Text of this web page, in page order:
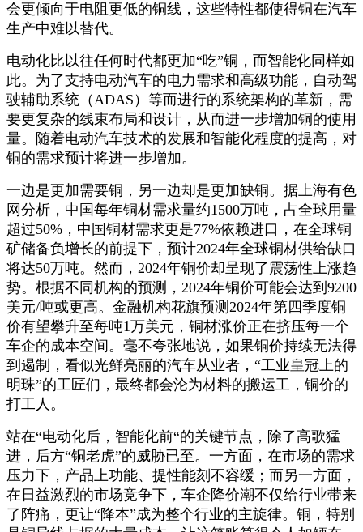
会更倾向于电阻更低的铜线，这些特性都使得铜在汽车
生产中难以替代。
电动化比以往任何时代都更加“吃”铜，而智能化同样如
此。为了支持电动汽车的电力需求和高级功能，自动驾
驶辅助系统（ADAS）等而进行的系统架构的革新，需
要更复杂的线束布局和设计，从而进一步增加铜的使用
量。随着电动汽车技术的发展和智能化程度的提高，对
铜的需求预计将进一步增加。
一边是更加需要铜，另一边却是更加缺铜。据上海有色
网分析，中国每年铜材需求量约1500万吨，占全球用量
超过50%，中国铜材需求更是77%依赖进口，在全球铜
矿储备负增长的前提下，预计2024年全球铜材供给缺口
将达50万吨。然而，2024年铜价却呈现了震荡性上涨趋
势。根据不同机构的预测，2024年铜价可能会达到9200
美元/吨或更高。金融机构花旗预测2024年第四季度铜
价有望攀升至每吨1万美元，铜材涨价正在挤压每一个
车企的成本空间。毫不夸张地说，如果铜价持续无法得
到遏制，看似光鲜亮丽的汽车从业者，“工业皇冠上的
明珠”的工匠们，最终都会沦为材料的搬运工，铜价的
打工人。
站在“电动化后，智能化前“的关键节点，除了高歌猛
进，后方“铜老虎”的威胁已至。一方面，在市场的需求
压力下，产品上功能、提性能刻不容缓；而另一方面，
在日益激烈的市场竞争下，车企降价潮不仅给行业带来
了阵痛，更让“降本”成为整个行业的主旋律。铜，特别